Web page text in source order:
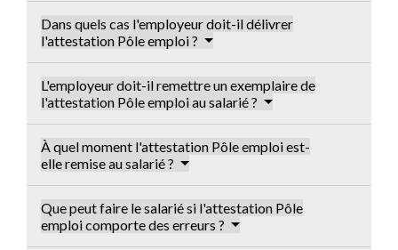
Dans quels cas l'employeur doit-il délivrer
l'attestation Pôle emploi ?
L'employeur doit-il remettre un exemplaire de
l'attestation Pôle emploi au salarié ?
À quel moment l'attestation Pôle emploi est-
elle remise au salarié ?
Que peut faire le salarié si l'attestation Pôle
emploi comporte des erreurs ?